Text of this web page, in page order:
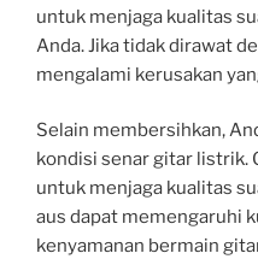
untuk menjaga kualitas
Anda. Jika tidak dirawat
mengalami kerusakan
Selain membersihkan,
kondisi senar gitar listrik.
untuk menjaga kualitas
aus dapat memengaruhi
kenyamanan bermain